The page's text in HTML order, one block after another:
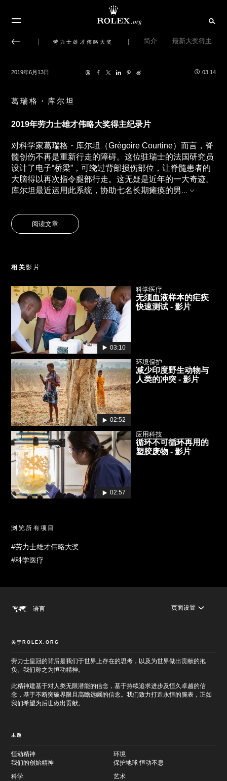
劳力士雄才伟略大奖 简介 最新大奖得主
2019年6月13日 03:14
葛瑞格・库尔坦
2019年劳力士雄才伟略大奖得主纪录片
对科学家葛瑞格・库尔坦（Grégoire Courtine）而言，脊
髓创伤不再是重新行走的障碍。这位驻瑞士的法国研究员
设计了电子“桥梁”，可绕过背部损伤部位，让脊髓患者的
大脑得以再次指令腿部行走。这无疑是近年的一大奇迹。
库尔坦最近运用此系统，协助七名长期瘫痪的男...
阅读文章
相关影片
03:10
科学医疗
无须血液样本的疟疾
快速测试 - 影片
02:52
环境保护
减少印度野生动物与
人类的冲突 - 影片
02:57
应用科技
循环不可循环再用的
塑胶废物 - 影片
浏览所有项目
#劳力士雄才伟略大奖
#科学医疗
语言 页面设置
关于ROLEX.ORG
劳力士皇冠的背后是我们于世界上存在的思考，以及为世界做出贡献的抱
负。我们称之为恒动精神。
此精神建基于对人类无限潜能的信念，基于持续追求进步及恒久卓越的信
念，基于不断突破界限且高瞻远瞩的信念。我们致力打造永恒的腕表，正如
我们希望为后世做出贡献。
主题
恒动精神
我们的创始精神
环境
保护地球 恒动不息
科学
艺术